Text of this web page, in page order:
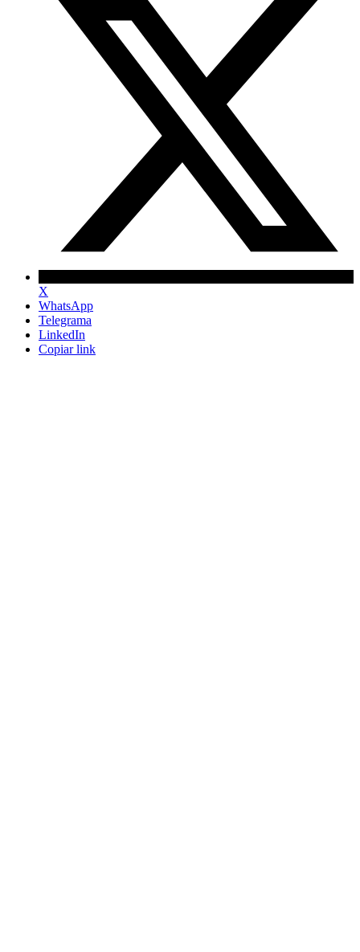
X
WhatsApp
Telegrama
LinkedIn
Copiar link